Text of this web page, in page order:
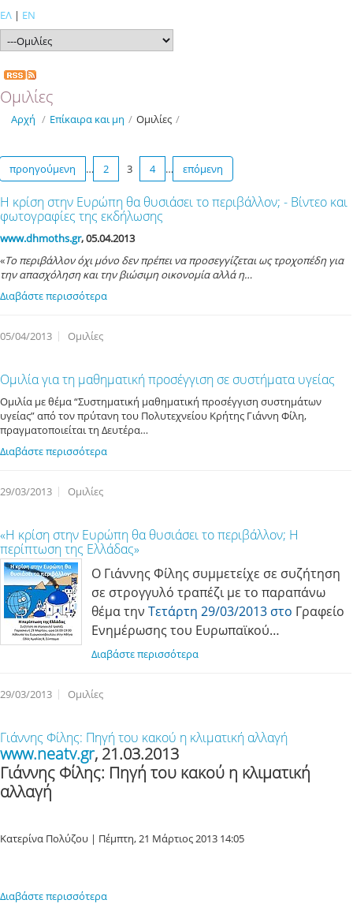
ΕΛ | EN
Ομιλίες
Αρχή / Επίκαιρα και μη / Ομιλίες /
προηγούμενη … 2 3 4 … επόμενη
Η κρίση στην Ευρώπη θα θυσιάσει το περιβάλλον; - Βίντεο και
φωτογραφίες της εκδήλωσης
www.dhmoths.gr, 05.04.2013
«Toπεριβάλλον όχι μόνο δεν πρέπει να προσεγγίζεται ως τροχοπέδη για
την απασχόληση και την βιώσιμη οικονομία αλλά η…
Διαβάστε περισσότερα
05/04/2013 Ομιλίες
Ομιλία για τη μαθηματική προσέγγιση σε συστήματα υγείας
Ομιλία με θέμα “Συστηματική μαθηματική προσέγγιση συστημάτων
υγείας” από τον πρύτανη του Πολυτεχνείου Κρήτης Γιάννη Φίλη,
πραγματοποιείται τη Δευτέρα…
Διαβάστε περισσότερα
29/03/2013 Ομιλίες
«Η κρίση στην Ευρώπη θα θυσιάσει το περιβάλλον; Η
περίπτωση της Ελλάδας»
Ο Γιάννης Φίλης συμμετείχε σε συζήτηση
σε στρογγυλό τραπέζι με το παραπάνω
θέμα την Τετάρτη 29/03/2013 στο Γραφείο
Ενημέρωσης του Ευρωπαϊκού…
Διαβάστε περισσότερα
29/03/2013 Ομιλίες
Γιάννης Φίλης: Πηγή του κακού η κλιματική αλλαγή
www.neatv.gr, 21.03.2013
Γιάννης Φίλης: Πηγή του κακού η κλιματική
αλλαγή
Κατερίνα Πολύζου | Πέμπτη, 21 Μάρτιος 2013 14:05
Διαβάστε περισσότερα